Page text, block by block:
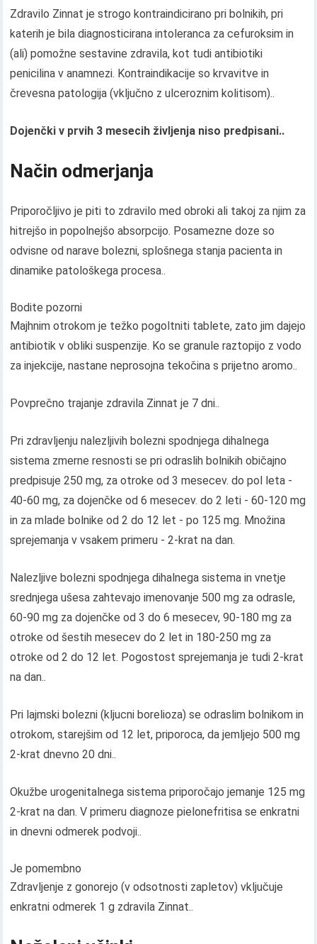
Zdravilo Zinnat je strogo kontraindicirano pri bolnikih, pri
katerih je bila diagnosticirana intoleranca za cefuroksim in
(ali) pomožne sestavine zdravila, kot tudi antibiotiki
penicilina v anamnezi. Kontraindikacije so krvavitve in
črevesna patologija (vključno z ulceroznim kolitisom)..
Dojenčki v prvih 3 mesecih življenja niso predpisani..
Način odmerjanja
Priporočljivo je piti to zdravilo med obroki ali takoj za njim za
hitrejšo in popolnejšo absorpcijo. Posamezne doze so
odvisne od narave bolezni, splošnega stanja pacienta in
dinamike patološkega procesa..
Bodite pozorni
Majhnim otrokom je težko pogoltniti tablete, zato jim dajejo
antibiotik v obliki suspenzije. Ko se granule raztopijo z vodo
za injekcije, nastane neprosojna tekočina s prijetno aromo..
Povprečno trajanje zdravila Zinnat je 7 dni..
Pri zdravljenju nalezljivih bolezni spodnjega dihalnega
sistema zmerne resnosti se pri odraslih bolnikih običajno
predpisuje 250 mg, za otroke od 3 mesecev. do pol leta -
40-60 mg, za dojenčke od 6 mesecev. do 2 leti - 60-120 mg
in za mlade bolnike od 2 do 12 let - po 125 mg. Množina
sprejemanja v vsakem primeru - 2-krat na dan.
Nalezljive bolezni spodnjega dihalnega sistema in vnetje
srednjega ušesa zahtevajo imenovanje 500 mg za odrasle,
60-90 mg za dojenčke od 3 do 6 mesecev, 90-180 mg za
otroke od šestih mesecev do 2 let in 180-250 mg za
otroke od 2 do 12 let. Pogostost sprejemanja je tudi 2-krat
na dan..
Pri lajmski bolezni (kljucni borelioza) se odraslim bolnikom in
otrokom, starejšim od 12 let, priporoca, da jemljejo 500 mg
2-krat dnevno 20 dni..
Okužbe urogenitalnega sistema priporočajo jemanje 125 mg
2-krat na dan. V primeru diagnoze pielonefritisa se enkratni
in dnevni odmerek podvoji..
Je pomembno
Zdravljenje z gonorejo (v odsotnosti zapletov) vključuje
enkratni odmerek 1 g zdravila Zinnat..